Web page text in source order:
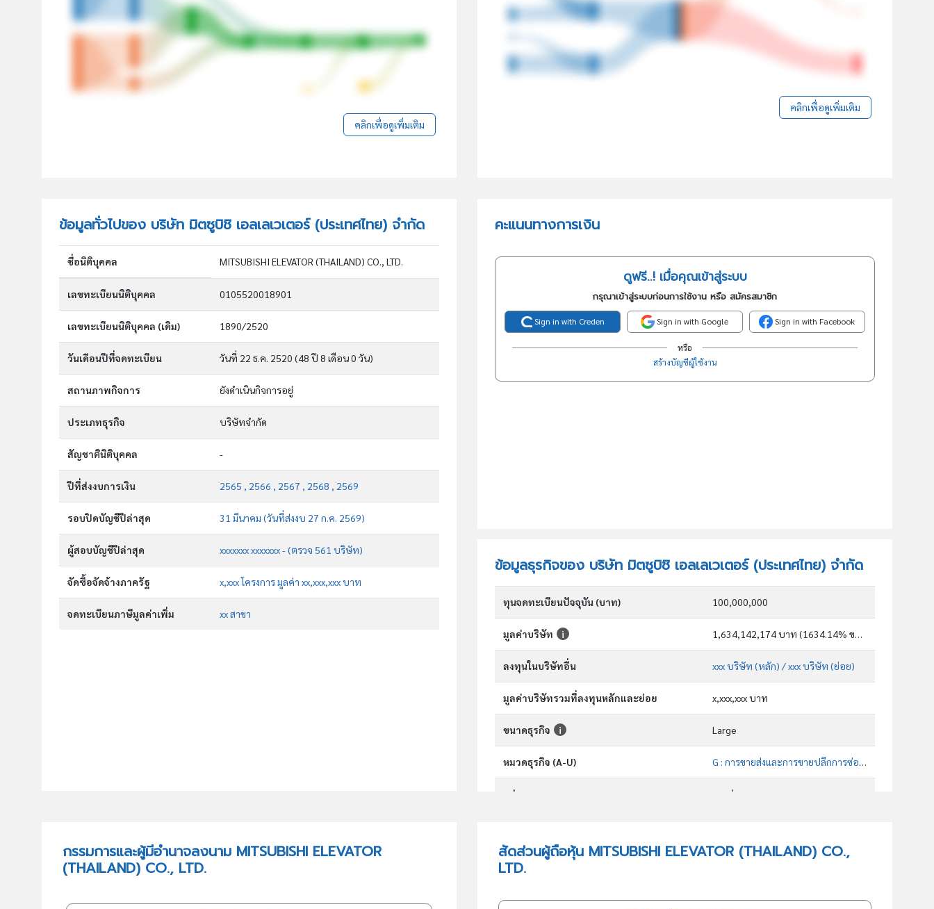
คลิกเพื่อดูเพิ่มเติม
คลิกเพื่อดูเพิ่มเติม
ข้อมูลทั่วไปของ บริษัท มิตซูบิชิ เอลเลเวเตอร์ (ประเทศไทย) จำกัด
ชื่อนิติบุคคล MITSUBISHI ELEVATOR (THAILAND) CO., LTD.
เลขทะเบียนนิติบุคคล 0105520018901
เลขทะเบียนนิติบุคคล (เดิม) 1890/2520
วันเดือนปีที่จดทะเบียน วันที่ 22 ธ.ค. 2520 (48 ปี 8 เดือน 0 วัน)
สถานภาพกิจการ ยังดำเนินกิจการอยู่
ประเภทธุรกิจ บริษัทจำกัด
สัญชาตินิติบุคคล -
ปีที่ส่งงบการเงิน 2565 , 2566 , 2567 , 2568 , 2569
รอบปิดบัญชีปีล่าสุด 31 มีนาคม (วันที่ส่งงบ 27 ก.ค. 2569)
ผู้สอบบัญชีปีล่าสุด xxxxxxx xxxxxxx - (ตรวจ 561 บริษัท)
จัดซื้อจัดจ้างภาครัฐ x,xxx โครงการ มูลค่า xx,xxx,xxx บาท
จดทะเบียนภาษีมูลค่าเพิ่ม xx สาขา
คะแนนทางการเงิน
ดูฟรี..! เมื่อคุณเข้าสู่ระบบ
กรุณาเข้าสู่ระบบก่อนการใช้งาน หรือ สมัครสมาชิก
Sign in with Creden Sign in with Google Sign in with Facebook
หรือ
สร้างบัญชีผู้ใช้งาน
ข้อมูลธุรกิจของ บริษัท มิตซูบิชิ เอลเลเวเตอร์ (ประเทศไทย) จำกัด
ทุนจดทะเบียนปัจจุบัน (บาท) 100,000,000
มูลค่าบริษัท 1,634,142,174 บาท (1634.14% ของทุน)
ลงทุนในบริษัทอื่น xxx บริษัท (หลัก) / xxx บริษัท (ย่อย)
มูลค่าบริษัทรวมที่ลงทุนหลักและย่อย x,xxx,xxx บาท
ขนาดธุรกิจ Large
หมวดธุรกิจ (A-U) G : การขายส่งและการขายปลีกการซ่อมยานยนต์และ จักรยานยนต์
กลุ่มอุตสาหกรรม ขายส่ง
อันดับธุรกิจในกลุ่มนี้
กรรมการและผู้มีอำนาจลงนาม MITSUBISHI ELEVATOR
(THAILAND) CO., LTD.
สัดส่วนผู้ถือหุ้น MITSUBISHI ELEVATOR (THAILAND) CO.,
LTD.